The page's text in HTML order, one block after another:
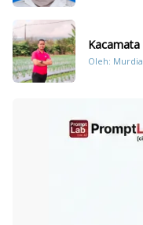
Oleh: